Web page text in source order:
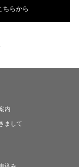
ちらから
内
まして